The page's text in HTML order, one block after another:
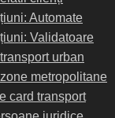
Automate
Validatoare
urban
metropolitane
card transport